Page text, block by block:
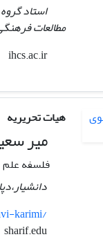
استاد
مطالعات
gmheidari
ihcs.ac.ir
هیات تحریریه
میر
فلسفه علم
karimi/
sharif.edu